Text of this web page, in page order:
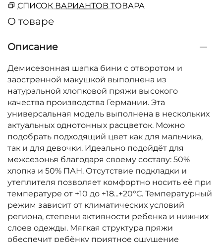
СПИСОК ВАРИАНТОВ ТОВАРА
О товаре
Описание
Демисезонная шапка бини с отворотом и
заостренной макушкой выполнена из
натуральной хлопковой пряжи высокого
качества производства Германии. Эта
универсальная модель выполнена в нескольких
актуальных однотонных расцветок. Можно
подобрать подходящий цвет как для мальчика,
так и для девочки. Идеально подойдёт для
межсезонья благодаря своему составу: 50%
хлопка и 50% ПАН. Отсутствие подкладки и
утеплителя позволяет комфортно носить её при
температуре от +10 до +18...+20°C. Температурный
режим зависит от климатических условий
региона, степени активности ребенка и нижних
слоев одежды. Мягкая структура пряжи
обеспечит ребёнку приятное ощущение